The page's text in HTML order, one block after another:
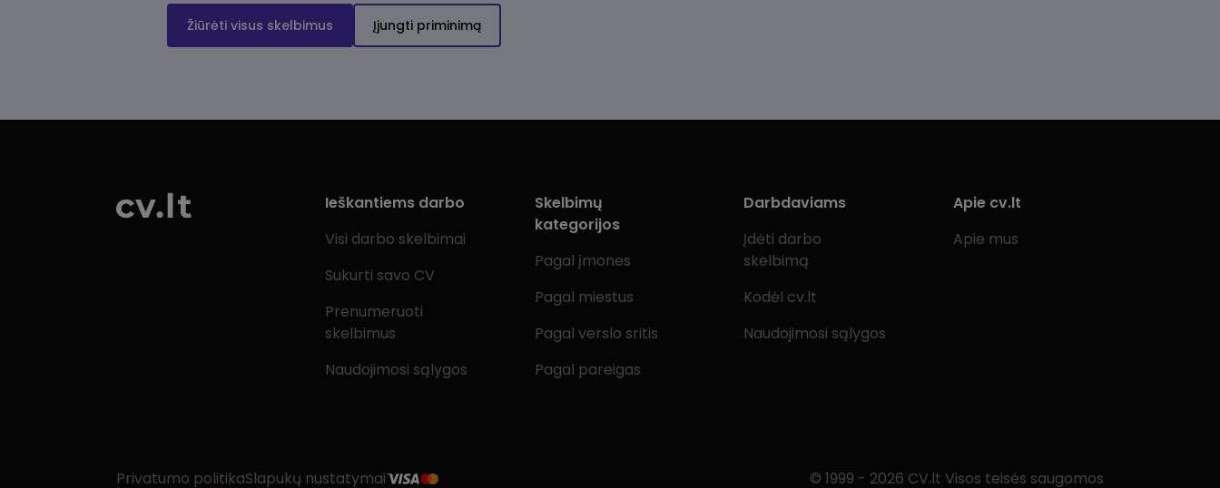
Žiūrėti visus skelbimus Įjungti priminimą
Ieškantiems darbo
Visi darbo skelbimai
Sukurti savo CV
Prenumeruoti
skelbimus
Naudojimosi sąlygos
Skelbimų
kategorijos
Pagal įmones
Pagal miestus
Pagal verslo sritis
Pagal pareigas
Darbdaviams
Įdėti darbo
skelbimą
Kodėl cv.lt
Naudojimosi sąlygos
Apie cv.lt
Apie mus
Privatumo politikaSlapukų nustatymai © 1999 - 2026 CV.lt Visos teisės saugomos